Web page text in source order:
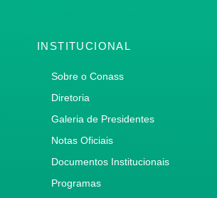
INSTITUCIONAL
Sobre o Conass
Diretoria
Galeria de Presidentes
Notas Oficiais
Documentos Institucionais
Programas